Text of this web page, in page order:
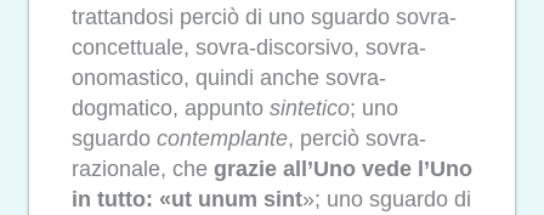
trattandosi perciò di uno sguardo sovra-
concettuale, sovra-discorsivo, sovra-
onomastico, quindi anche sovra-
dogmatico, appunto sintetico; uno
sguardo contemplante, perciò sovra-
razionale, che grazie all’Uno vede l’Uno
in tutto: «ut unum sint»; uno sguardo di